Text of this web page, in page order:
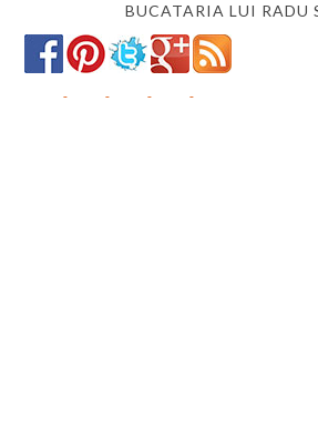
BUCATARIA LUI RADU